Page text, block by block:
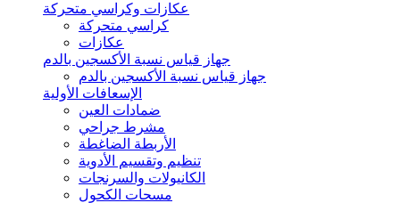
عكازات وكراسي متحركة
كراسي متحركة
عكازات
جهاز قياس نسبة الأكسجين بالدم
جهاز قياس نسبة الأكسجين بالدم
الإسعافات الأولية
ضمادات العين
مشرط جراحي
الأربطة الضاغطة
تنظيم وتقسيم الأدوية
الكانيولات والسرنجات
مسحات الكحول